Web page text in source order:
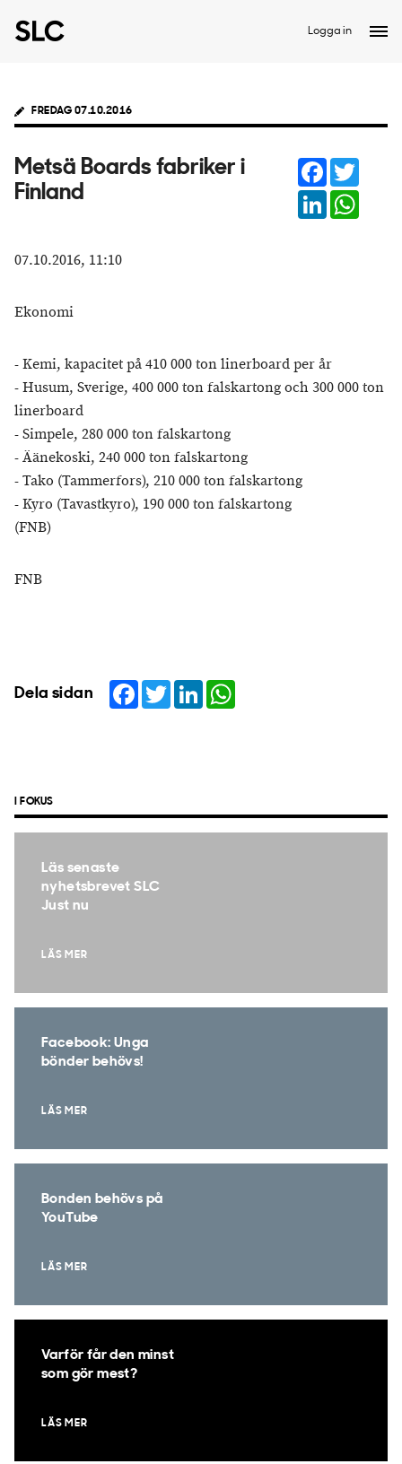
Logga in
FREDAG 07.10.2016
Metsä Boards fabriker i
Finland
Facebook
LinkedIn
07.10.2016, 11:10
Ekonomi
- Kemi, kapacitet på 410 000 ton linerboard per år
- Husum, Sverige, 400 000 ton falskartong och 300 000 ton
linerboard
- Simpele, 280 000 ton falskartong
- Äänekoski, 240 000 ton falskartong
- Tako (Tammerfors), 210 000 ton falskartong
- Kyro (Tavastkyro), 190 000 ton falskartong
(FNB)
FNB
Dela sidan Facebook
TwitterLinkedIn
I FOKUS
Läs senaste
nyhetsbrevet SLC
Just nu
LÄS MER
Facebook: Unga
bönder behövs!
LÄS MER
Bonden behövs på
YouTube
LÄS MER
Varför får den minst
som gör mest?
LÄS MER